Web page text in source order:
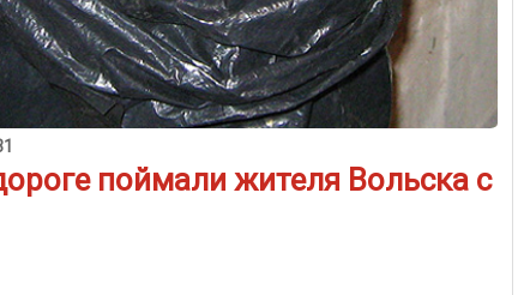
поймали жителя Вольска с